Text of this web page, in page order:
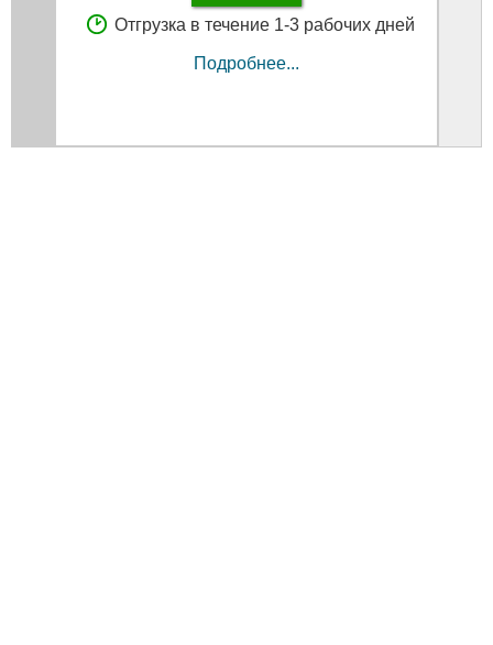
Отгрузка в течение 1-3 рабочих дней
Подробнее...